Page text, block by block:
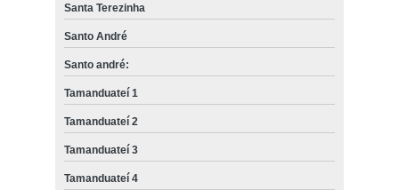
Santa Terezinha
Santo André
Santo andré:
Tamanduateí 1
Tamanduateí 2
Tamanduateí 3
Tamanduateí 4